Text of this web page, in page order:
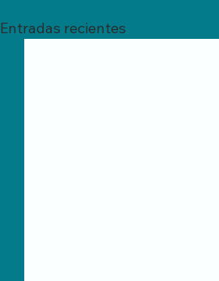
Entradas recientes